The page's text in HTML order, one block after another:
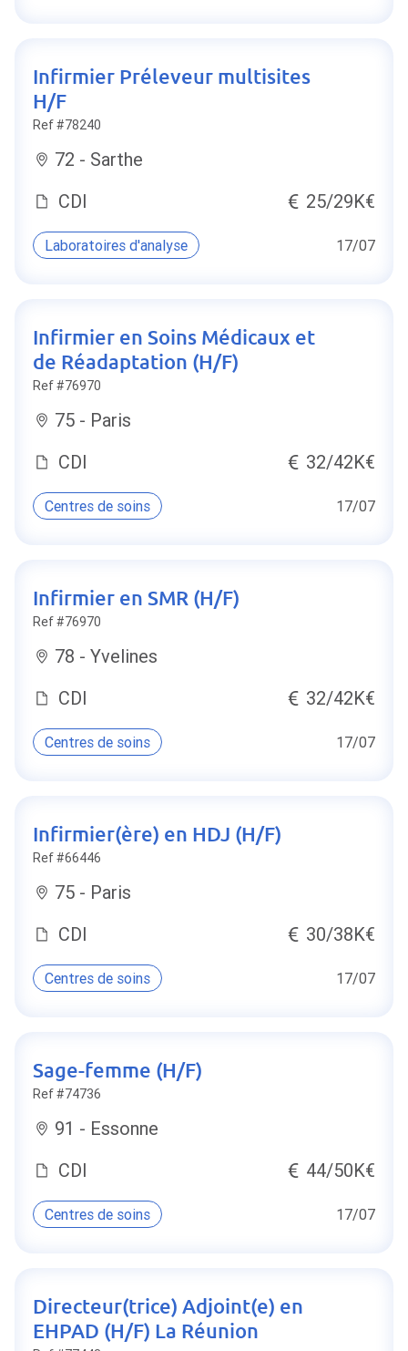
Infirmier Préleveur multisites
H/F
Ref #78240
72 - Sarthe
CDI
25/29K€
Laboratoires d'analyse 17/07
Infirmier en Soins Médicaux et
de Réadaptation (H/F)
Ref #76970
75 - Paris
CDI
32/42K€
Centres de soins 17/07
Infirmier en SMR (H/F)
Ref #76970
78 - Yvelines
CDI
32/42K€
Centres de soins 17/07
Infirmier(ère) en HDJ (H/F)
Ref #66446
75 - Paris
CDI
30/38K€
Centres de soins 17/07
Sage-femme (H/F)
Ref #74736
91 - Essonne
CDI
44/50K€
Centres de soins 17/07
Directeur(trice) Adjoint(e) en
EHPAD (H/F) La Réunion